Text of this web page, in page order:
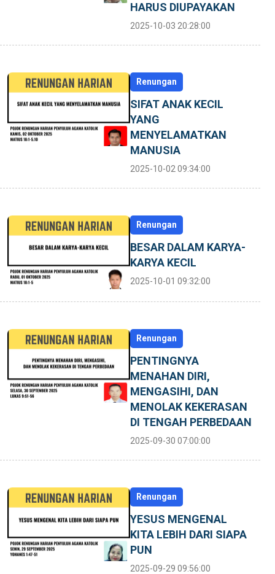
HARUS DIUPAYAKAN
2025-10-03 20:28:00
Renungan
SIFAT ANAK KECIL
YANG
MENYELAMATKAN
MANUSIA
2025-10-02 09:34:00
Renungan
BESAR DALAM KARYA-
KARYA KECIL
2025-10-01 09:32:00
Renungan
PENTINGNYA
MENAHAN DIRI,
MENGASIHI, DAN
MENOLAK KEKERASAN
DI TENGAH PERBEDAAN
2025-09-30 07:00:00
Renungan
YESUS MENGENAL
KITA LEBIH DARI SIAPA
PUN
2025-09-29 09:56:00